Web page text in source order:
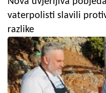
vaterpolisti slavili
razlike